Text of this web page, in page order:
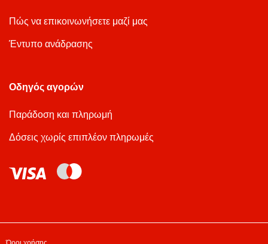
Πώς να επικοινωνήσετε μαζί μας
Έντυπο ανάδρασης
Οδηγός αγορών
Παράδοση και πληρωμή
Δόσεις χωρίς επιπλέον πληρωμές